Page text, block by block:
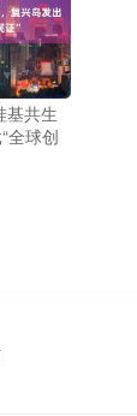
基共生
全球创